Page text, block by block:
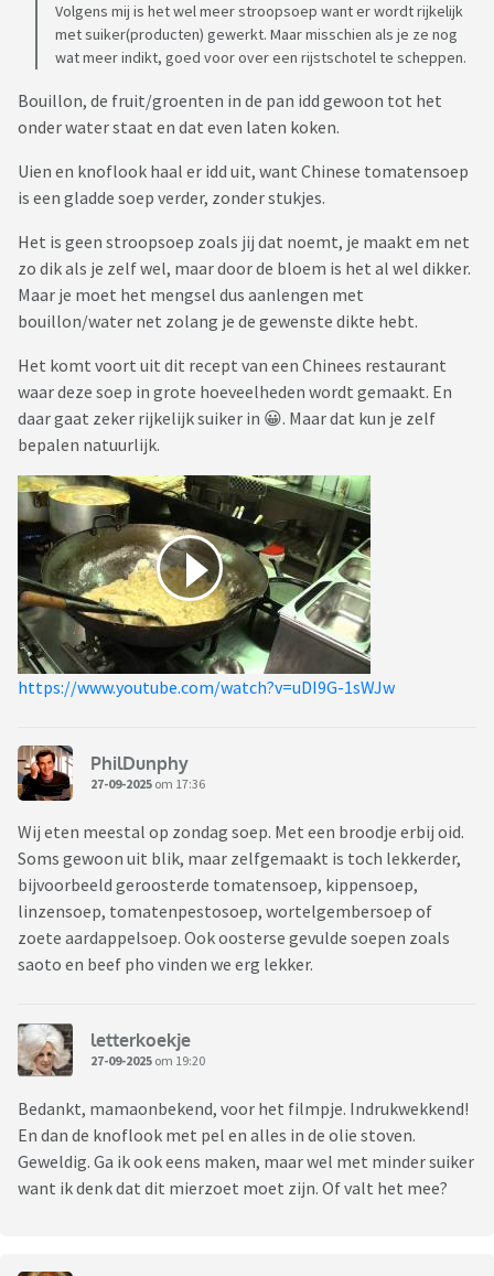
Volgens mij is het wel meer stroopsoep want er wordt rijkelijk
met suiker(producten) gewerkt. Maar misschien als je ze nog
wat meer indikt, goed voor over een rijstschotel te scheppen.
Bouillon, de fruit/groenten in de pan idd gewoon tot het
onder water staat en dat even laten koken.
Uien en knoflook haal er idd uit, want Chinese tomatensoep
is een gladde soep verder, zonder stukjes.
Het is geen stroopsoep zoals jij dat noemt, je maakt em net
zo dik als je zelf wel, maar door de bloem is het al wel dikker.
Maar je moet het mengsel dus aanlengen met
bouillon/water net zolang je de gewenste dikte hebt.
Het komt voort uit dit recept van een Chinees restaurant
waar deze soep in grote hoeveelheden wordt gemaakt. En
daar gaat zeker rijkelijk suiker in 😀. Maar dat kun je zelf
bepalen natuurlijk.
https://www.youtube.com/watch?v=uDI9G-1sWJw
PhilDunphy
27-09-2025 om 17:36
Wij eten meestal op zondag soep. Met een broodje erbij oid.
Soms gewoon uit blik, maar zelfgemaakt is toch lekkerder,
bijvoorbeeld geroosterde tomatensoep, kippensoep,
linzensoep, tomatenpestosoep, wortelgembersoep of
zoete aardappelsoep. Ook oosterse gevulde soepen zoals
saoto en beef pho vinden we erg lekker.
letterkoekje
27-09-2025 om 19:20
Bedankt, mamaonbekend, voor het filmpje. Indrukwekkend!
En dan de knoflook met pel en alles in de olie stoven.
Geweldig. Ga ik ook eens maken, maar wel met minder suiker
want ik denk dat dit mierzoet moet zijn. Of valt het mee?